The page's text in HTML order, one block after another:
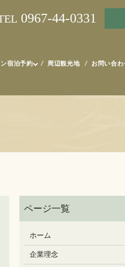
宿泊予約 周辺観光地 お問い合わ
0967-44-0331
ホーム
企業理念